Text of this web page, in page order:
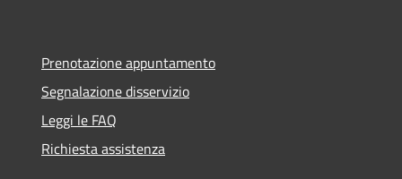
Prenotazione appuntamento
Segnalazione disservizio
Leggi le FAQ
Richiesta assistenza